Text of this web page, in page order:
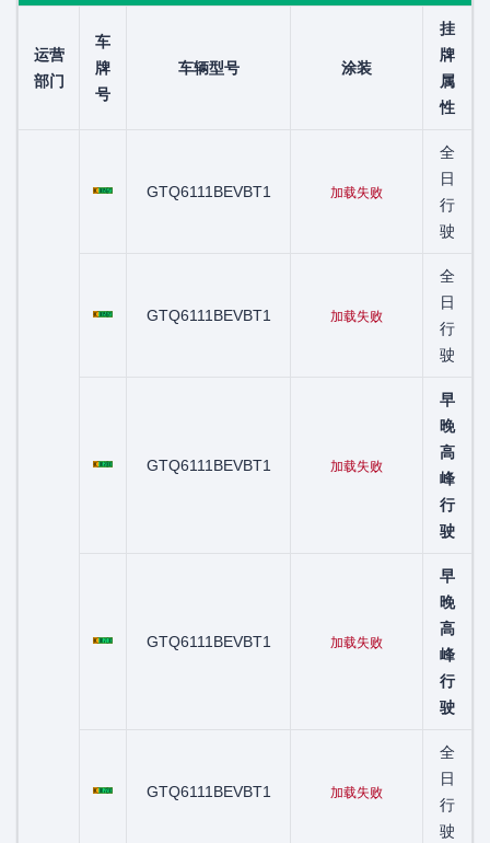
运营
部门
车
牌
号
车辆型号 涂装
挂
牌
属
性
GTQ6111BEVBT1 加载失败
全
日
行
驶
GTQ6111BEVBT1 加载失败
全
日
行
驶
GTQ6111BEVBT1 加载失败
早
晚
高
峰
行
驶
GTQ6111BEVBT1 加载失败
早
晚
高
峰
行
驶
GTQ6111BEVBT1 加载失败
全
日
行
驶